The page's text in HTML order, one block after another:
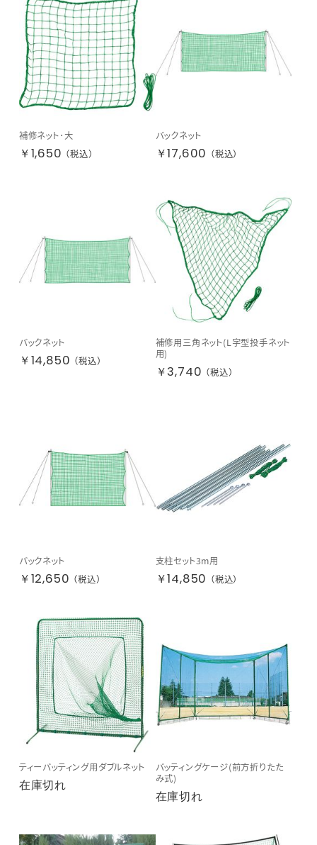
補修ネット･大
￥1,650 （税込）
バックネット
￥17,600 （税込）
バックネット
￥14,850 （税込）
補修用三角ネット(L字型投手ネット
用)
￥3,740 （税込）
バックネット
￥12,650 （税込）
支柱セット3m用
￥14,850 （税込）
ティーバッティング用ダブルネット
在庫切れ
バッティングケージ(前方折りたた
み式)
在庫切れ